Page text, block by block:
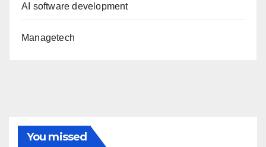
AI software development
Managetech
You missed